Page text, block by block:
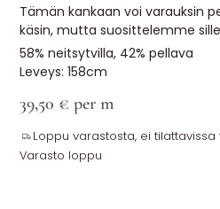
Tämän kankaan voi varauksin
käsin, mutta suosittelemme
58% neitsytvilla, 42% pellava
Leveys: 158cm
39,50 € per m
Loppu varastosta, ei tilattavissa
Varasto loppu